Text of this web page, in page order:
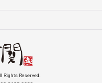
Rights Reserved.